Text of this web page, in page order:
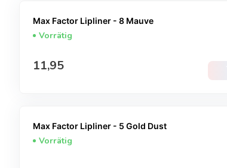
Max Factor Lipliner - 8 Mauve
Vorrätig
Regulärer Preis
11,95
Max Factor Lipliner - 5 Gold Dust
Vorrätig